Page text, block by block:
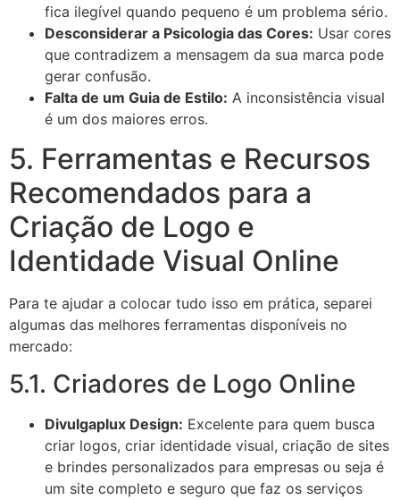
fica ilegível quando pequeno é um problema sério.
Desconsiderar a Psicologia das Cores: Usar cores
que contradizem a mensagem da sua marca pode
gerar confusão.
Falta de um Guia de Estilo: A inconsistência visual
é um dos maiores erros.
5. Ferramentas e Recursos
Recomendados para a
Criação de Logo e
Identidade Visual Online
Para te ajudar a colocar tudo isso em prática, separei
algumas das melhores ferramentas disponíveis no
mercado:
5.1. Criadores de Logo Online
Divulgaplux Design: Excelente para quem busca
criar logos, criar identidade visual, criação de sites
e brindes personalizados para empresas ou seja é
um site completo e seguro que faz os serviços